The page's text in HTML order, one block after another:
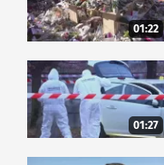
01:22
01:27